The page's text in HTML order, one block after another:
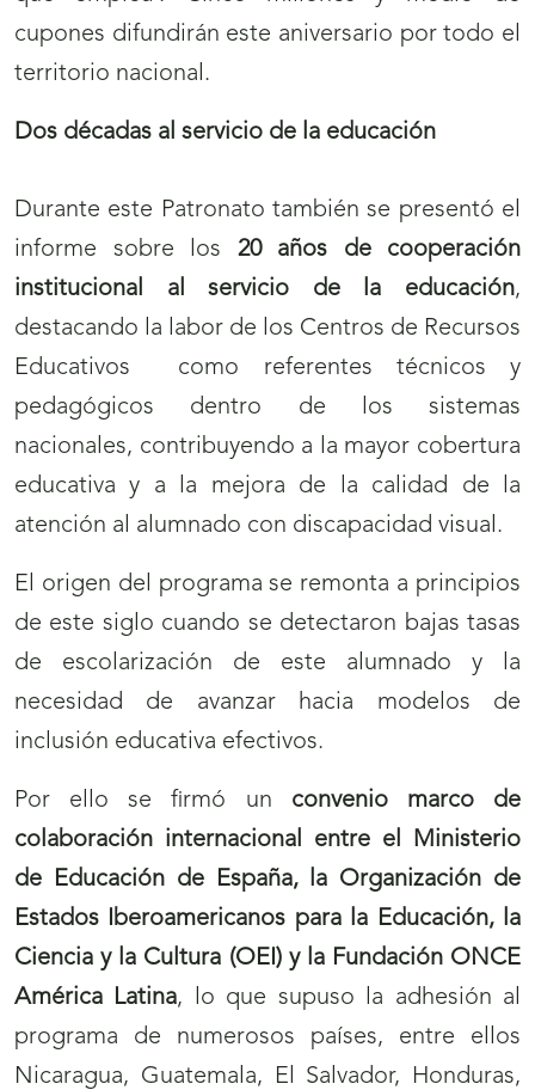
cupones difundirán este aniversario por todo el
territorio nacional.
Dos décadas al servicio de la educación
Durante este Patronato también se presentó el
informe sobre los 20 años de cooperación
institucional al servicio de la educación,
destacando la labor de los Centros de Recursos
Educativos
como referentes técnicos y
pedagógicos dentro de los sistemas
nacionales, contribuyendo a la mayor cobertura
educativa y a la mejora de la calidad de la
atención al alumnado con discapacidad visual.
El origen del programa se remonta a principios
de este siglo cuando se detectaron bajas tasas
de escolarización de este alumnado y la
necesidad de avanzar hacia modelos de
inclusión educativa efectivos.
Por ello se firmó un convenio marco de
colaboración internacional entre el Ministerio
de Educación de España, la Organización de
Estados Iberoamericanos para la Educación, la
Ciencia y la Cultura (OEI) y la Fundación ONCE
América Latina, lo que supuso la adhesión al
programa de numerosos países, entre ellos
Nicaragua, Guatemala, El Salvador, Honduras,